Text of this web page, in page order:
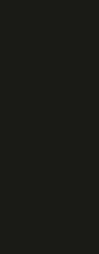
uma
condições e
seu futuro